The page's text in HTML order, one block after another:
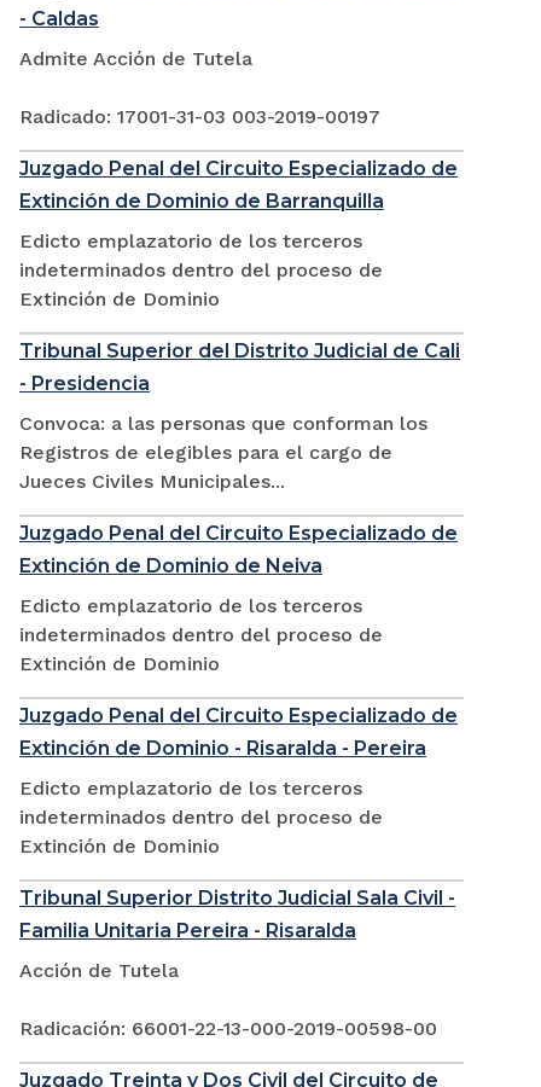
- Caldas
Admite Acción de Tutela
Radicado: 17001-31-03 003-2019-00197
Juzgado Penal del Circuito Especializado de
Extinción de Dominio de Barranquilla
Edicto emplazatorio de los terceros
indeterminados dentro del proceso de
Extinción de Dominio
Tribunal Superior del Distrito Judicial de Cali
- Presidencia
Convoca: a las personas que conforman los
Registros de elegibles para el cargo de
Jueces Civiles Municipales...
Juzgado Penal del Circuito Especializado de
Extinción de Dominio de Neiva
Edicto emplazatorio de los terceros
indeterminados dentro del proceso de
Extinción de Dominio
Juzgado Penal del Circuito Especializado de
Extinción de Dominio - Risaralda - Pereira
Edicto emplazatorio de los terceros
indeterminados dentro del proceso de
Extinción de Dominio
Tribunal Superior Distrito Judicial Sala Civil -
Familia Unitaria Pereira - Risaralda
Acción de Tutela
Radicación: 66001-22-13-000-2019-00598-00
Juzgado Treinta y Dos Civil del Circuito de